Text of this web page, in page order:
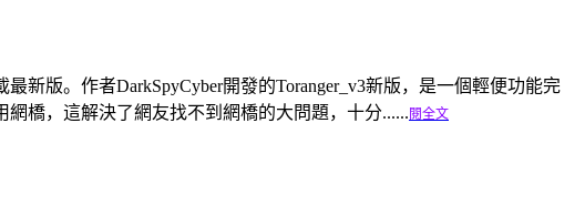
新版。作者DarkSpyCyber開發的Toranger_v3新版，是一個輕便功能完
橋，這解決了網友找不到網橋的大問題，十分...... 閱全文